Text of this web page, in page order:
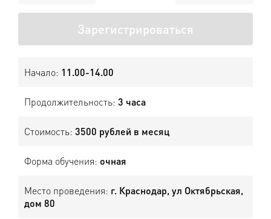
Зарегистрироваться
Начало: 11.00-14.00
Продолжительность: 3 часа
Стоимость: 3500 рублей в месяц
Форма обучения: очная
Место проведения: г. Краснодар, ул Октябрьская,
дом 80